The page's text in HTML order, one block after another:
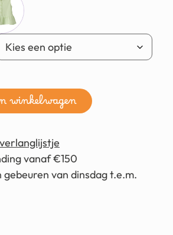
winkelwagen
vanaf €150
gebeuren van dinsdag t.e.m.